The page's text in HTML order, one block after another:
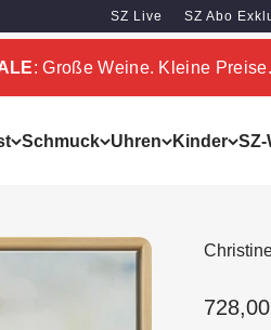
SZ Live SZ Abo
: Große Weine. Kleine
Schmuck Uhren Kinder SZ-